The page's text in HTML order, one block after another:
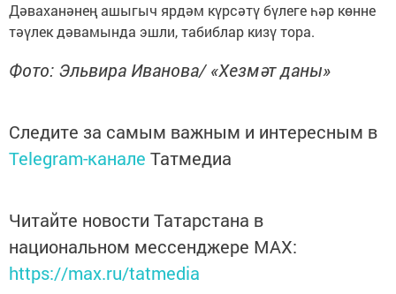
Дәваханәнең ашыгыч ярдәм күрсәтү бүлеге һәр көнне
тәүлек дәвамында эшли, табиблар кизү тора.
Фото: Эльвира Иванова/ «Хезмәт даны»
Следите за самым важным и интересным в
Telegram-канале Татмедиа
Читайте новости Татарстана в
национальном мессенджере MАХ:
https://max.ru/tatmedia